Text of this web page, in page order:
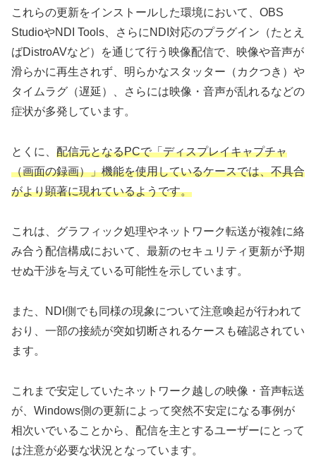
これらの更新をインストールした環境において、OBS
StudioやNDI Tools、さらにNDI対応のプラグイン（たとえ
ばDistroAVなど）を通じて行う映像配信で、映像や音声が
滑らかに再生されず、明らかなスタッター（カクつき）や
タイムラグ（遅延）、さらには映像・音声が乱れるなどの
症状が多発しています。
とくに、 配信元となるPCで「ディスプレイキャプチャ
（画面の録画）」機能を使用しているケースでは、不具合
がより顕著に現れているようです。
これは、グラフィック処理やネットワーク転送が複雑に絡
み合う配信構成において、最新のセキュリティ更新が予期
せぬ干渉を与えている可能性を示しています。
また、NDI側でも同様の現象について注意喚起が行われて
おり、一部の接続が突如切断されるケースも確認されてい
ます。
これまで安定していたネットワーク越しの映像・音声転送
が、Windows側の更新によって突然不安定になる事例が
相次いでいることから、配信を主とするユーザーにとって
は注意が必要な状況となっています。